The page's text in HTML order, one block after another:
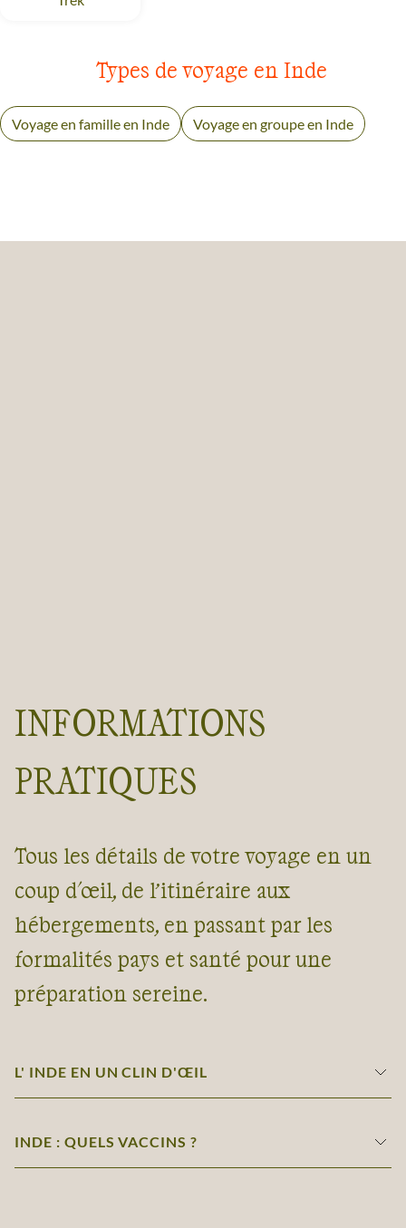
Types de voyage en Inde
Voyage en famille en Inde Voyage en groupe en Inde
INFORMATIONS
PRATIQUES
Tous les détails de votre voyage en un
coup d'œil, de l’itinéraire aux
hébergements, en passant par les
formalités pays et santé pour une
préparation sereine.
L' INDE EN UN CLIN D'ŒIL
INDE : QUELS VACCINS ?